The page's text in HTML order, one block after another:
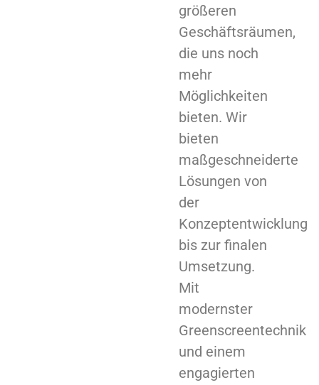
größeren
Geschäftsräumen,
die uns noch
mehr
Möglichkeiten
bieten. Wir
bieten
maßgeschneiderte
Lösungen von
der
Konzeptentwicklung
bis zur finalen
Umsetzung.
Mit
modernster
Greenscreentechnik
und einem
engagierten